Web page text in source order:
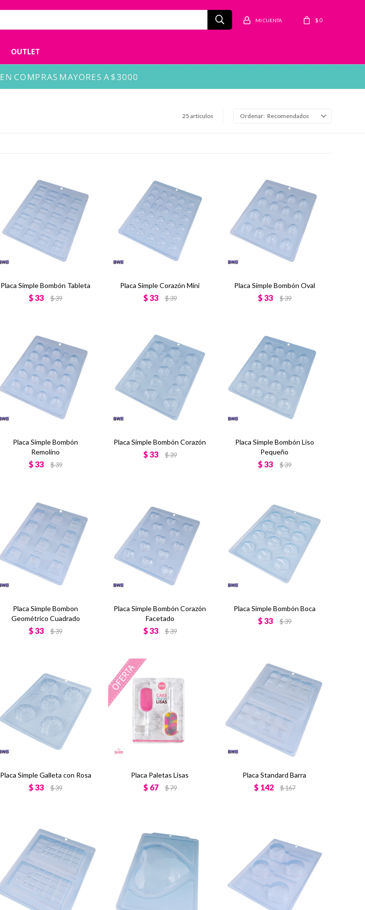
OUTLET
$ 0
25 artículos Recomendados
Placa Simple Bombón Tableta
$ 33 $39
Placa Simple Corazón Mini
$ 33 $39
Placa Simple Bombón Oval
$ 33 $39
Placa Simple Bombón
Remolino
$ 33 $39
Placa Simple Bombón Corazón
$ 33 $39
Placa Simple Bombón Liso
Pequeño
$ 33 $39
Placa Simple Bombon
Geométrico Cuadrado
$ 33 $39
Placa Simple Bombón Corazón
Facetado
$ 33 $39
Placa Simple Bombón Boca
$ 33 $39
Placa Simple Galleta con Rosa
$ 33 $39
Placa Paletas Lisas
$ 67 $79
Placa Standard Barra
$ 142 $167